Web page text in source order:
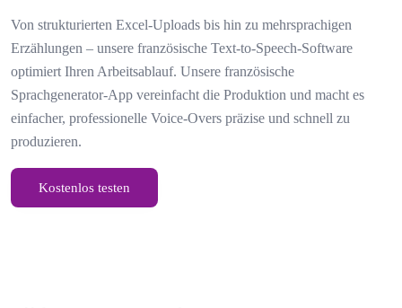
Von strukturierten Excel-Uploads bis hin zu mehrsprachigen
Erzählungen – unsere französische Text-to-Speech-Software
optimiert Ihren Arbeitsablauf. Unsere französische
Sprachgenerator-App vereinfacht die Produktion und macht es
einfacher, professionelle Voice-Overs präzise und schnell zu
produzieren.
Kostenlos testen